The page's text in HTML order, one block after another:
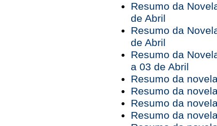
Resumo da
de Abril
Resumo da
de Abril
Resumo da
a 03 de Abril
Resumo da
Resumo da
Resumo da
Resumo da